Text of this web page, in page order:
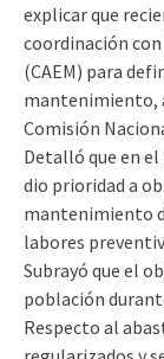
explicar que
coordinación con
(CAEM) para
mantenimiento,
Comisión
Detalló que en
dio prioridad a
mantenimiento
labores
Subrayó que el
población
Respecto al